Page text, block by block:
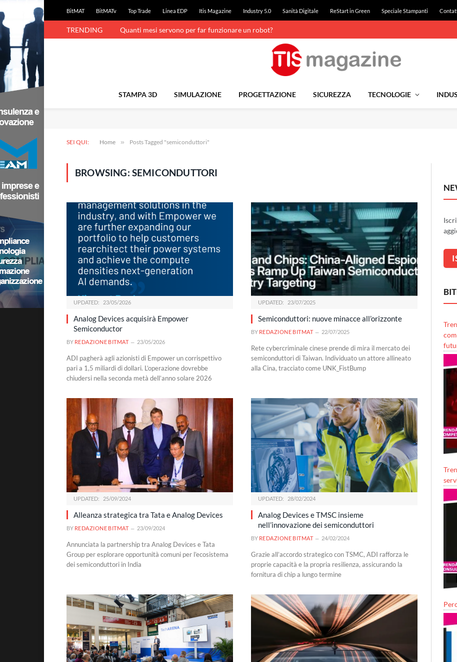
BitMAT BitMATv Top Trade Linea EDP Itis Magazine Industry 5.0 Sanità Digitale ReStart in Green Speciale Stampanti
TRENDING Quanti mesi servono per far funzionare un robot?
STAMPA 3D SIMULAZIONE PROGETTAZIONE SICUREZZA TECNOLOGIE
SEI QUI: Home » Posts Tagged "semiconduttori"
BROWSING: SEMICONDUTTORI
UPDATED: 23/05/2026
Analog Devices acquisirà Empower
Semiconductor
BY REDAZIONE BITMAT 23/05/2026
ADI pagherà agli azionisti di Empower un corrispettivo
pari a 1,5 miliardi di dollari. L’operazione dovrebbe
chiudersi nella seconda metà dell’anno solare 2026
UPDATED: 23/07/2025
Semiconduttori: nuove minacce all’orizzonte
BY REDAZIONE BITMAT 22/07/2025
Rete cybercriminale cinese prende di mira il mercato dei
semiconduttori di Taiwan. Individuato un attore allineato
alla Cina, tracciato come UNK_FistBump
UPDATED: 25/09/2024
Alleanza strategica tra Tata e Analog Devices
BY REDAZIONE BITMAT 23/09/2024
Annunciata la partnership tra Analog Devices e Tata
Group per esplorare opportunità comuni per l’ecosistema
dei semiconduttori in India
UPDATED: 28/02/2024
Analog Devices e TMSC insieme
nell’innovazione dei semiconduttori
BY REDAZIONE BITMAT 24/02/2024
Grazie all’accordo strategico con TSMC, ADI rafforza le
proprie capacità e la propria resilienza, assicurando la
fornitura di chip a lungo termine